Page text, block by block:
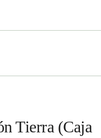
Tierra (Caja